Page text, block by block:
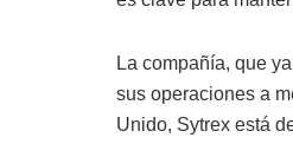
La compañía, que
sus operaciones a
Unido, Sytrex está